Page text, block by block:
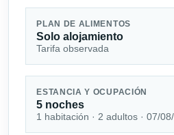
PLAN DE ALIMENTOS
Solo alojamiento
Tarifa observada
ESTANCIA Y OCUPACIÓN
5 noches
1 habitación · 2 adultos · 07/